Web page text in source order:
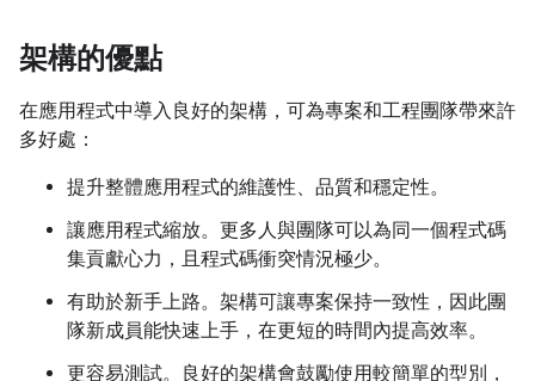
架構的優點
在應用程式中導入良好的架構，可為專案和工程團隊帶來許
多好處：
提升整體應用程式的維護性、品質和穩定性。
讓應用程式縮放。更多人與團隊可以為同一個程式碼
集貢獻心力，且程式碼衝突情況極少。
有助於新手上路。架構可讓專案保持一致性，因此團
隊新成員能快速上手，在更短的時間內提高效率。
更容易測試。良好的架構會鼓勵使用較簡單的型別，